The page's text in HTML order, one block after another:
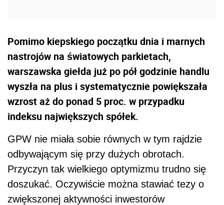
Pomimo kiepskiego początku dnia i marnych
nastrojów na światowych parkietach,
warszawska giełda już po pół godzinie handlu
wyszła na plus i systematycznie powiększała
wzrost aż do ponad 5 proc. w przypadku
indeksu największych spółek.
GPW nie miała sobie równych w tym rajdzie
odbywającym się przy dużych obrotach.
Przyczyn tak wielkiego optymizmu trudno się
doszukać. Oczywiście można stawiać tezy o
zwiększonej aktywności inwestorów